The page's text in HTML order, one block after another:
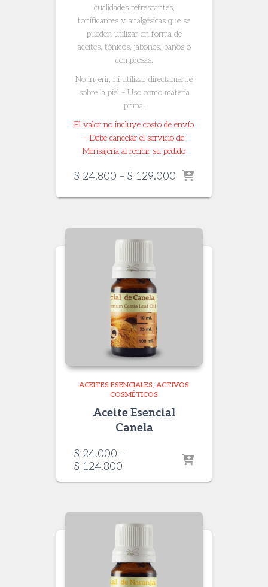
cualidades refrescantes,
tonificantes y analgésicas que se
pueden utilizar en forma de
aceites, tónicos, jabones, baños o
compresas.
No ingerir, ni utilizar directamente
sobre la piel – Uso como materia
prima.
El valor no incluye costo de envío
– Debe cancelar el servicio de
Mensajería al recibir su pedido
$ 24.800 – $ 129.000 Price
$ 24.800
$ 129.000
ACEITES ESENCIALES ACTIVOS
COSMÉTICOS
Aceite Esencial
Canela
$ 24.000 –
$ 124.800
$ 124.800